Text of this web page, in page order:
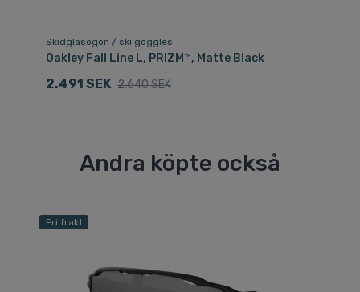
Skidglasögon / ski goggles
Oakley Fall Line L, PRIZM™, Matte Black
2.491 SEK 2.640 SEK
Andra köpte också
Fri frakt